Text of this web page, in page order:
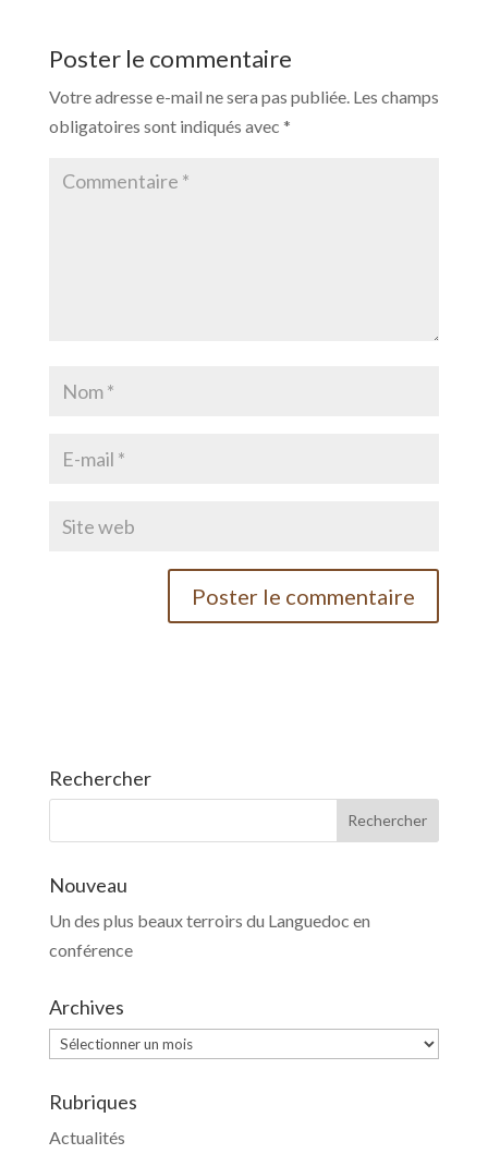
Poster le commentaire
Votre adresse e-mail ne sera pas publiée. Les champs
obligatoires sont indiqués avec *
Rechercher
Nouveau
Un des plus beaux terroirs du Languedoc en
conférence
Archives
Archives
Rubriques
Actualités